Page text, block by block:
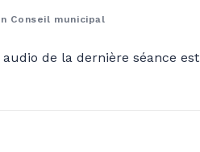
Conseil municipal
audio de la dernière séance